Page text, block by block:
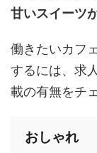
甘いスイーツ
働きたいカフ
するには、求
載の有無をチ
おしゃれ